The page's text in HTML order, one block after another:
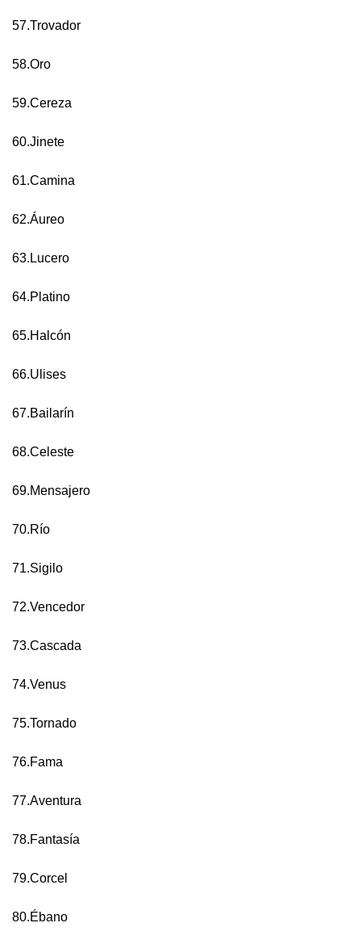
57.Trovador
58.Oro
59.Cereza
60.Jinete
61.Camina
62.Áureo
63.Lucero
64.Platino
65.Halcón
66.Ulises
67.Bailarín
68.Celeste
69.Mensajero
70.Río
71.Sigilo
72.Vencedor
73.Cascada
74.Venus
75.Tornado
76.Fama
77.Aventura
78.Fantasía
79.Corcel
80.Ébano